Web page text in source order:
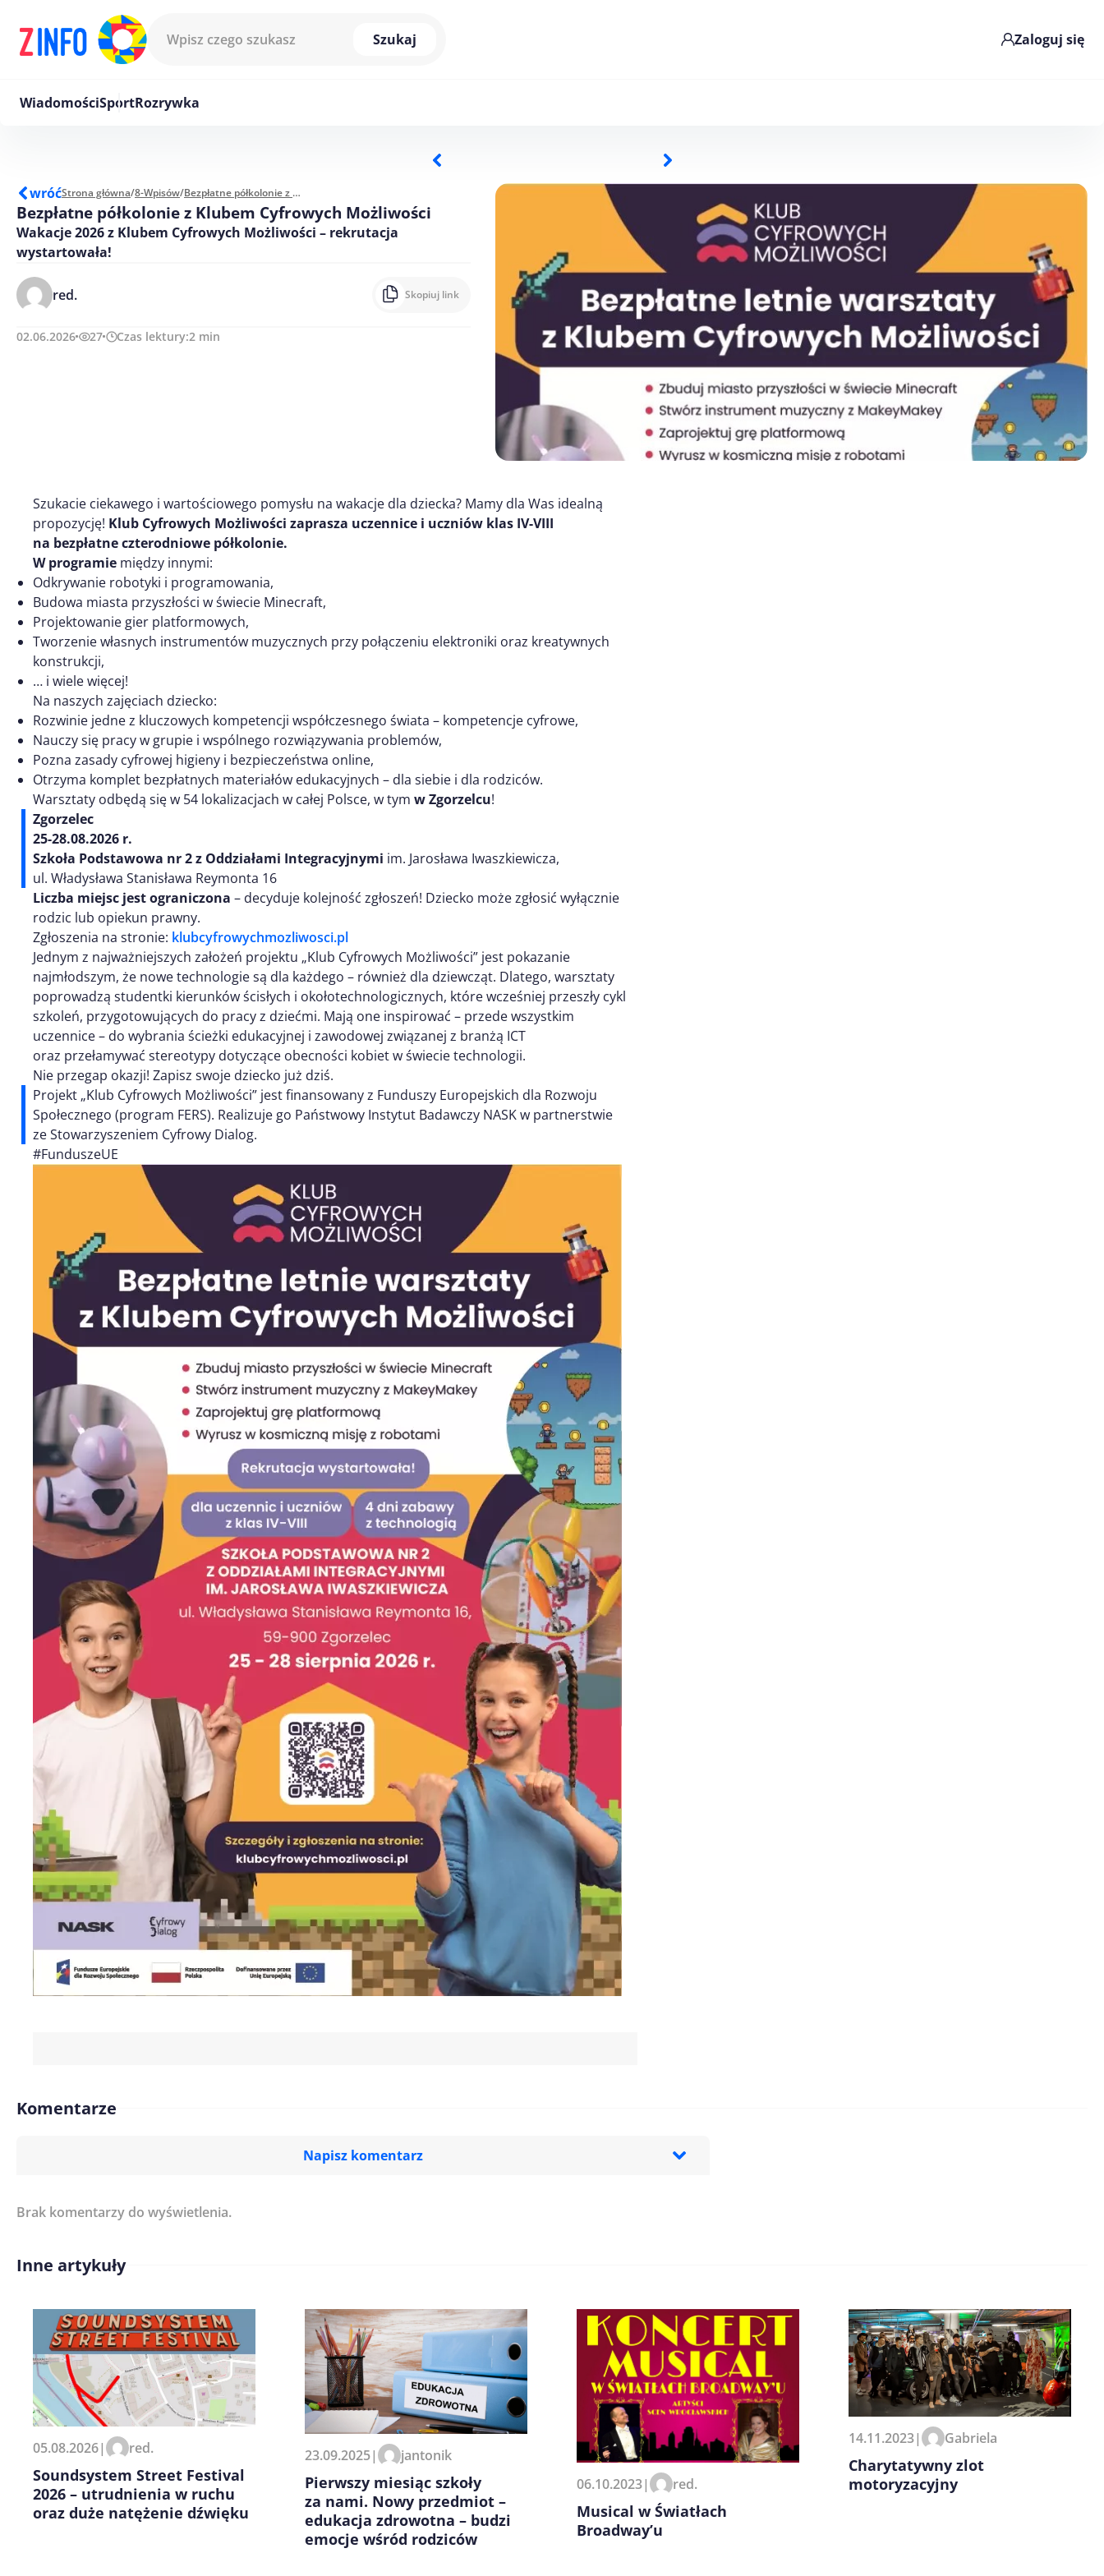
Szukaj
Zaloguj się
WiadomościSportRozrywka
wróćStrona główna/8-Wpisów/ Bezpłatne półkolonie z Klubem Cyfrowych Możliwości
Bezpłatne półkolonie z Klubem Cyfrowych Możliwości
Wakacje 2026 z Klubem Cyfrowych Możliwości – rekrutacja
wystartowała!
red. Skopiuj link
02.06.2026 27 Czas lektury:2 min
Szukacie ciekawego i wartościowego pomysłu na wakacje dla dziecka? Mamy dla Was idealną
propozycję! Klub Cyfrowych Możliwości zaprasza uczennice i uczniów klas IV-VIII
na bezpłatne czterodniowe półkolonie.
W programie między innymi:
Odkrywanie robotyki i programowania,
Budowa miasta przyszłości w świecie Minecraft,
Projektowanie gier platformowych,
Tworzenie własnych instrumentów muzycznych przy połączeniu elektroniki oraz kreatywnych
konstrukcji,
… i wiele więcej!
Na naszych zajęciach dziecko:
Rozwinie jedne z kluczowych kompetencji współczesnego świata – kompetencje cyfrowe,
Nauczy się pracy w grupie i wspólnego rozwiązywania problemów,
Pozna zasady cyfrowej higieny i bezpieczeństwa online,
Otrzyma komplet bezpłatnych materiałów edukacyjnych – dla siebie i dla rodziców.
Warsztaty odbędą się w 54 lokalizacjach w całej Polsce, w tym w Zgorzelcu!
Zgorzelec
25-28.08.2026 r.
Szkoła Podstawowa nr 2 z Oddziałami Integracyjnymi im. Jarosława Iwaszkiewicza,
ul. Władysława Stanisława Reymonta 16
Liczba miejsc jest ograniczona – decyduje kolejność zgłoszeń! Dziecko może zgłosić wyłącznie
rodzic lub opiekun prawny.
Zgłoszenia na stronie: klubcyfrowychmozliwosci.pl
Jednym z najważniejszych założeń projektu „Klub Cyfrowych Możliwości” jest pokazanie
najmłodszym, że nowe technologie są dla każdego – również dla dziewcząt. Dlatego, warsztaty
poprowadzą studentki kierunków ścisłych i okołotechnologicznych, które wcześniej przeszły cykl
szkoleń, przygotowujących do pracy z dziećmi. Mają one inspirować – przede wszystkim
uczennice – do wybrania ścieżki edukacyjnej i zawodowej związanej z branżą ICT
oraz przełamywać stereotypy dotyczące obecności kobiet w świecie technologii.
Nie przegap okazji! Zapisz swoje dziecko już dziś.
Projekt „Klub Cyfrowych Możliwości” jest finansowany z Funduszy Europejskich dla Rozwoju
Społecznego (program FERS). Realizuje go Państwowy Instytut Badawczy NASK w partnerstwie
ze Stowarzyszeniem Cyfrowy Dialog.
#FunduszeUE
Komentarze
Napisz komentarz
Imię/ Nick*
Zapamiętaj moje dane w tej przeglądarce podczas pisania
kolejnych komentarzy.
Brak komentarzy do wyświetlenia.
Inne artykuły
05.08.2026| red.
Soundsystem Street Festival
2026 – utrudnienia w ruchu
oraz duże natężenie dźwięku
23.09.2025| jantonik
Pierwszy miesiąc szkoły
za nami. Nowy przedmiot –
edukacja zdrowotna – budzi
emocje wśród rodziców
06.10.2023| red.
Musical w Światłach
Broadway’u
14.11.2023| Gabriela
Charytatywny zlot
motoryzacyjny